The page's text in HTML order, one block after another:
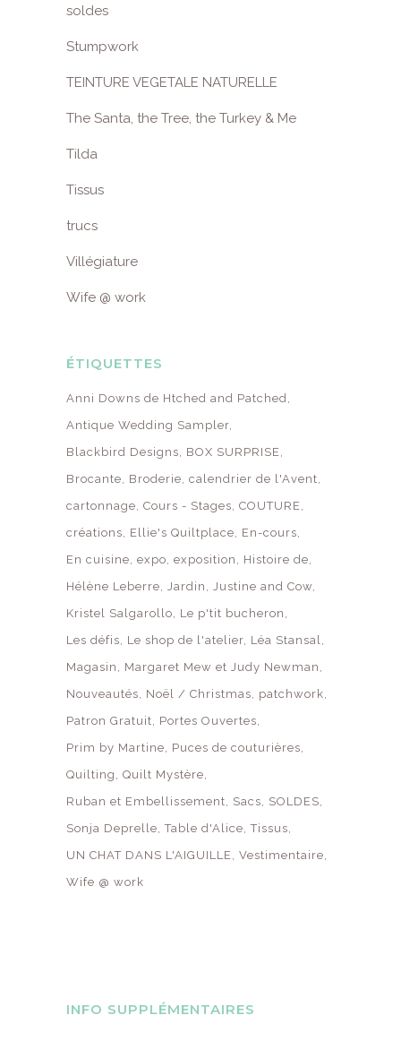
soldes
Stumpwork
TEINTURE VEGETALE NATURELLE
The Santa, the Tree, the Turkey & Me
Tilda
Tissus
trucs
Villégiature
Wife @ work
ÉTIQUETTES
Anni Downs de Htched and Patched
Antique Wedding Sampler
Blackbird Designs
BOX SURPRISE
Brocante
Broderie calendrier de l'Avent
cartonnage Cours - Stages COUTURE
créations
Ellie's Quiltplace
En-cours
En cuisine expo exposition
Histoire de
Hélène Leberre Jardin
Justine and Cow
Kristel Salgarollo
Le p'tit bucheron
Les défis
Le shop de l'atelier Léa Stansal
Magasin
Margaret Mew et Judy Newman
Nouveautés
Noël / Christmas
patchwork
Patron Gratuit
Portes Ouvertes
Prim by Martine
Puces de couturières
Quilting
Quilt Mystère
Ruban et Embellissement
Sacs
SOLDES
Sonja Deprelle Table d'Alice Tissus
UN CHAT DANS L'AIGUILLE Vestimentaire
Wife @ work
INFO SUPPLÉMENTAIRES